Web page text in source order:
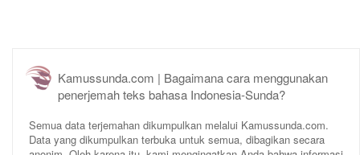
Kamussunda.com | Bagaimana cara menggunakan
penerjemah teks bahasa Indonesia-Sunda?
Semua data terjemahan dikumpulkan melalui Kamussunda.com.
Data yang dikumpulkan terbuka untuk semua, dibagikan secara